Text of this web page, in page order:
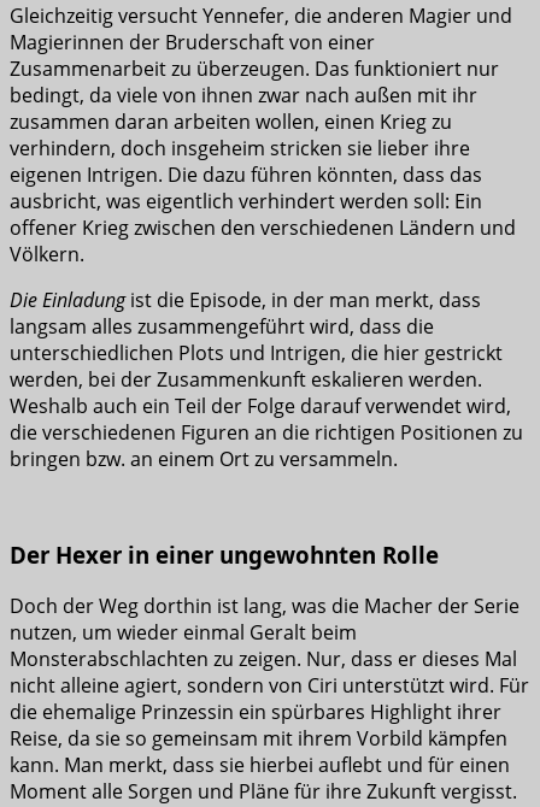
Gleichzeitig versucht Yennefer, die anderen Magier und
Magierinnen der Bruderschaft von einer
Zusammenarbeit zu überzeugen. Das funktioniert nur
bedingt, da viele von ihnen zwar nach außen mit ihr
zusammen daran arbeiten wollen, einen Krieg zu
verhindern, doch insgeheim stricken sie lieber ihre
eigenen Intrigen. Die dazu führen könnten, dass das
ausbricht, was eigentlich verhindert werden soll: Ein
offener Krieg zwischen den verschiedenen Ländern und
Völkern.
Die Einladungist die Episode, in der man merkt, dass
langsam alles zusammengeführt wird, dass die
unterschiedlichen Plots und Intrigen, die hier gestrickt
werden, bei der Zusammenkunft eskalieren werden.
Weshalb auch ein Teil der Folge darauf verwendet wird,
die verschiedenen Figuren an die richtigen Positionen zu
bringen bzw. an einem Ort zu versammeln.
Der Hexer in einer ungewohnten Rolle
Doch der Weg dorthin ist lang, was die Macher der Serie
nutzen, um wieder einmal Geralt beim
Monsterabschlachten zu zeigen. Nur, dass er dieses Mal
nicht alleine agiert, sondern von Ciri unterstützt wird. Für
die ehemalige Prinzessin ein spürbares Highlight ihrer
Reise, da sie so gemeinsam mit ihrem Vorbild kämpfen
kann. Man merkt, dass sie hierbei auflebt und für einen
Moment alle Sorgen und Pläne für ihre Zukunft vergisst.